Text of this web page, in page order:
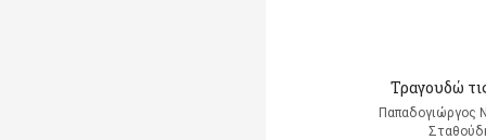
Τραγουδώ
Παπαδογιώργος